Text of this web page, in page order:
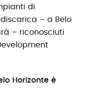
di
– a Belo
– riconosciuti
Horizonte è